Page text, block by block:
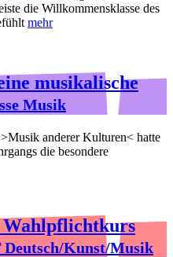
die Willkommensklasse des
mehr
musikalische
Musik
anderer Kulturen< hatte
die besondere
Deutsch/Kunst/Musik